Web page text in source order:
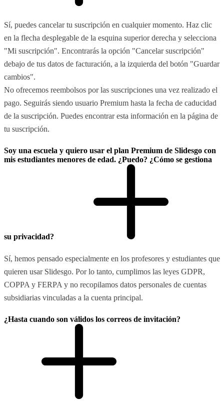
Sí, puedes cancelar tu suscripción en cualquier momento. Haz clic
en la flecha desplegable de la esquina superior derecha y selecciona
"Mi suscripción". Encontrarás la opción "Cancelar suscripción"
debajo de tus datos de facturación, a la izquierda del botón "Guardar
cambios".
No ofrecemos reembolsos por las suscripciones una vez realizado el
pago. Seguirás siendo usuario Premium hasta la fecha de caducidad
de la suscripción. Puedes encontrar esta información en la página de
tu suscripción.
Soy una escuela y quiero usar el plan Premium de Slidesgo con
mis estudiantes menores de edad. ¿Puedo? ¿Cómo se gestiona
su privacidad?
Sí, hemos pensado especialmente en los profesores y estudiantes que
quieren usar Slidesgo. Por lo tanto, cumplimos las leyes GDPR,
COPPA y FERPA y no recopilamos datos personales de cuentas
subsidiarias vinculadas a la cuenta principal.
¿Hasta cuando son válidos los correos de invitación?